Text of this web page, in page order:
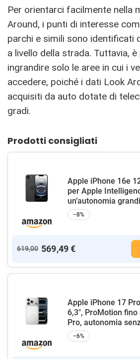
Per orientarci facilmente nella
Around, i punti di interesse
parchi e simili sono identificati
a livello della strada. Tuttavia,
ingrandire solo le aree in cui i
accedere, poiché i dati Look
acquisiti da auto dotate di
gradi.
Prodotti consigliati
Apple iPhone 16e
per Apple
un’autonomia
−8%
619,00 569,49 €
Apple iPhone 17
6,3", ProMotion
Pro, autonomia
−6%